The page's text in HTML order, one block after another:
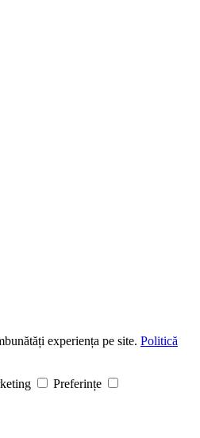
experiența pe site. Politică
Preferințe